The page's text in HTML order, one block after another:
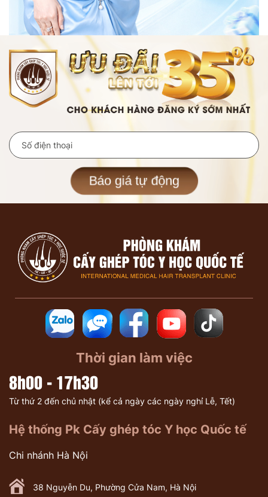
Báo giá tự động
Thời gian làm việc
8h00 - 17h30
Từ thứ 2 đến chủ nhật (kể cả ngày các ngày nghỉ Lễ, Tết)
Hệ thống Pk Cấy ghép tóc Y học Quốc tế
Chi nhánh Hà Nội
38 Nguyễn Du, Phường Cửa Nam, Hà Nội